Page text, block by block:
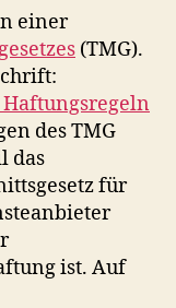
TMG
einer
(TMG).
des TMG
das
für
ist. Auf